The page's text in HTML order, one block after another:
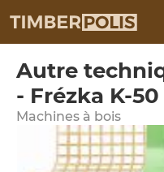
Autre
- Frézka K-50
Machines à bois